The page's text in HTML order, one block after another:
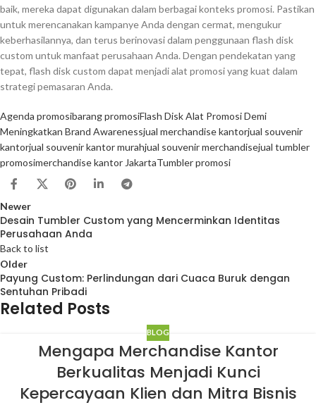
baik, mereka dapat digunakan dalam berbagai konteks promosi. Pastikan
untuk merencanakan kampanye Anda dengan cermat, mengukur
keberhasilannya, dan terus berinovasi dalam penggunaan flash disk
custom untuk manfaat perusahaan Anda. Dengan pendekatan yang
tepat, flash disk custom dapat menjadi alat promosi yang kuat dalam
strategi pemasaran Anda.
Agenda promosibarang promosiFlash Disk Alat Promosi Demi
Meningkatkan Brand Awarenessjual merchandise kantorjual souvenir
kantorjual souvenir kantor murahjual souvenir merchandisejual tumbler
promosimerchandise kantor JakartaTumbler promosi
Newer
Desain Tumbler Custom yang Mencerminkan Identitas
Perusahaan Anda
Back to list
Older
Payung Custom: Perlindungan dari Cuaca Buruk dengan
Sentuhan Pribadi
Related Posts
BLOG
Mengapa Merchandise Kantor
Berkualitas Menjadi Kunci
Kepercayaan Klien dan Mitra Bisnis